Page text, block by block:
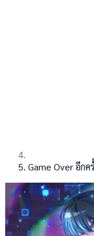
Game Over อีก